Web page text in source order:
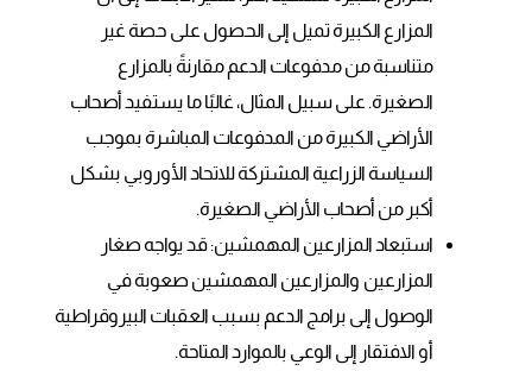
المزارع الكبيرة تميل إلى الحصول على حصة غير
متناسبة من مدفوعات الدعم مقارنةً بالمزارع
الصغيرة. على سبيل المثال، غالبًا ما يستفيد أصحاب
الأراضي الكبيرة من المدفوعات المباشرة بموجب
السياسة الزراعية المشتركة للاتحاد الأوروبي بشكل
أكبر من أصحاب الأراضي الصغيرة.
استبعاد المزارعين المهمشين: قد يواجه صغار
المزارعين والمزارعين المهمشين صعوبة في
الوصول إلى برامج الدعم بسبب العقبات البيروقراطية
أو الافتقار إلى الوعي بالموارد المتاحة.